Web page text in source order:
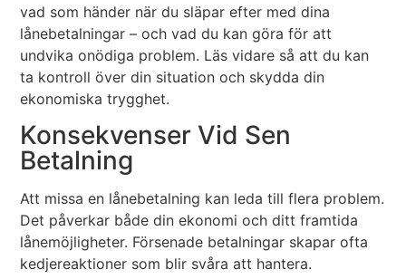
vad som händer när du släpar efter med dina
lånebetalningar – och vad du kan göra för att
undvika onödiga problem. Läs vidare så att du kan
ta kontroll över din situation och skydda din
ekonomiska trygghet.
Konsekvenser Vid Sen
Betalning
Att missa en lånebetalning kan leda till flera problem.
Det påverkar både din ekonomi och ditt framtida
lånemöjligheter. Försenade betalningar skapar ofta
kedjereaktioner som blir svåra att hantera.